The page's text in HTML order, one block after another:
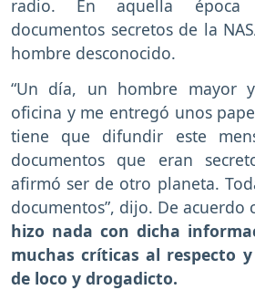
radio. En aquella época
documentos secretos de la
hombre desconocido.
“Un día, un hombre mayor
oficina y me entregó unos
tiene que difundir este
documentos que eran
afirmó ser de otro planeta.
documentos”, dijo. De acuerdo
hizo nada con dicha
muchas críticas al respecto
de loco y drogadicto.